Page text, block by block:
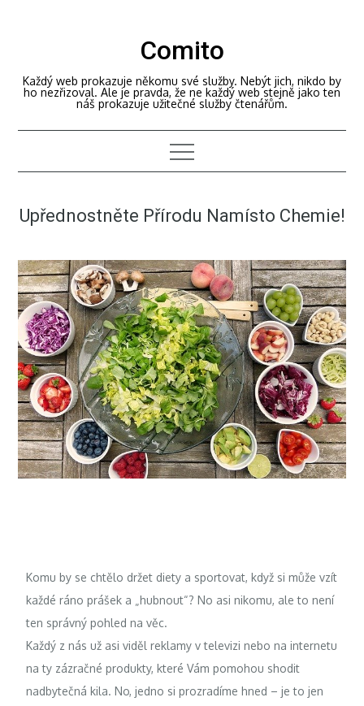
Comito
Každý web prokazuje někomu své služby. Nebýt jich, nikdo by
ho nezřizoval. Ale je pravda, že ne každý web stejně jako ten
náš prokazuje užitečné služby čtenářům.
Upřednostněte Přírodu Namísto Chemie!
Komu by se chtělo držet diety a sportovat, když si může vzít
každé ráno prášek a „hubnout“? No asi nikomu, ale to není
ten správný pohled na věc.
Každý z nás už asi viděl reklamy v televizi nebo na internetu
na ty zázračné produkty, které Vám pomohou shodit
nadbytečná kila. No, jedno si prozradíme hned – je to jen